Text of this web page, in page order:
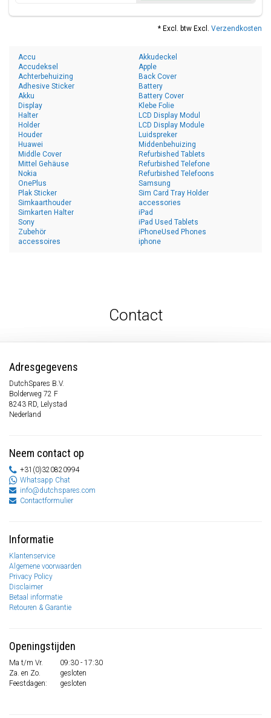
* Excl. btw Excl. Verzendkosten
Accu
Accudeksel
Achterbehuizing
Adhesive Sticker
Akku
Akkudeckel
Apple
Back Cover
Battery
Battery Cover
Display
Halter
Holder
Houder
Huawei
Klebe Folie
LCD Display Modul
LCD Display Module
Luidspreker
Middenbehuizing
Middle Cover
Mittel Gehäuse
Nokia
OnePlus
Plak Sticker
Refurbished Tablets
Refurbished Telefone
Refurbished Telefoons
Samsung
Sim Card Tray Holder
Simkaarthouder
Simkarten Halter
Sony
Zubehör
accessoires
accessories
iPad
iPad Used Tablets
iPhoneUsed Phones
iphone
Contact
Adresgegevens
DutchSpares B.V.
Bolderweg 72 F
8243 RD, Lelystad
Nederland
Neem contact op
+31(0)320820994
Whatsapp Chat
info@dutchspares.com
Contactformulier
Informatie
Klantenservice
Algemene voorwaarden
Privacy Policy
Disclaimer
Betaal informatie
Retouren & Garantie
Openingstijden
Ma t/m Vr.
09:30 - 17:30
Za. en Zo.
gesloten
Feestdagen:
gesloten